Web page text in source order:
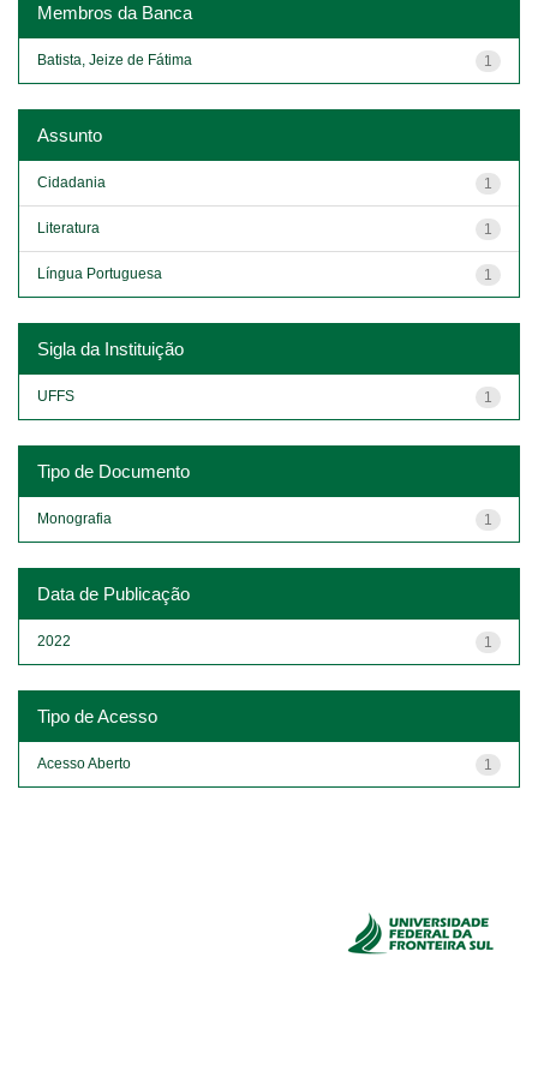
Membros da Banca
1
Batista, Jeize de Fátima
Assunto
1
Cidadania
1
Literatura
1
Língua Portuguesa
Sigla da Instituição
1
UFFS
Tipo de Documento
1
Monografia
Data de Publicação
1
2022
Tipo de Acesso
1
Acesso Aberto